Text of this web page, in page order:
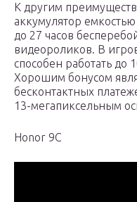
К другим
аккумулятор
до 27 часов
видеороликов. В
способен работать до
Хорошим бонусом
бесконтактных
13-мегапиксельным
Honor 9C